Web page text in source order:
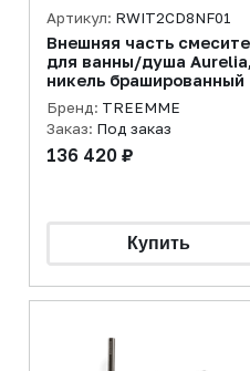
Артикул: RWIT2CD8NF01
Внешняя часть
для ванны/душа
никель брашированный
Бренд: TREEMME
Заказ: Под заказ
136 420 ₽